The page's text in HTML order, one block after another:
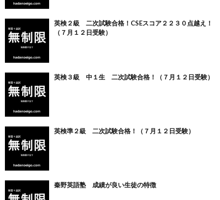
英検２級 二次試験合格！CSEスコア２２３０点越え！
（７月１２日受験）
英検３級 中１生 二次試験合格！（７月１２日受験）
英検準２級 二次試験合格！（７月１２日受験）
秦野英語塾 成績が良い生徒の特徴